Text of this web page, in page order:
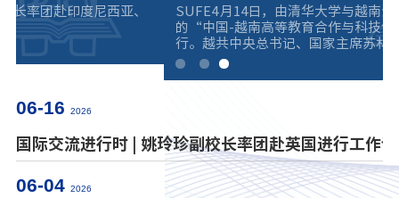
SUFE4月14日，由清华大学与越南河内国家大学联合主办
的“中国-越南高等教育合作与科技创新论坛”在北京举
行。越共中央总书记、国家主席苏林，中越两国教育部、
高校及企业代表出席论坛。论坛旨在深化中越高等教育合
作，推动科技创新协同发展，服务两国教育与经济高质量
越双方围绕人才培养、科研合作与科技创新等议题开展交
共签署34项合作协议。其中，上海财经大学与越南国民经
济大学签署合作谅解备忘录，在学生互换、师资交流及联
合科研等领域达成合作共识，为两校合作奠定制度基础。
刘元春校长在“高管教育国际合作与中越产业链
06-16 2026
国际交流进行时 | 姚玲珍副校长率团赴英国进行工作
06-04 2026